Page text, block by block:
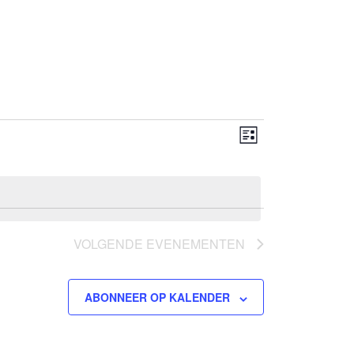
Weergaven
Evenement
LIJST
VOLGENDE EVENEMENTEN
ABONNEER OP KALENDER